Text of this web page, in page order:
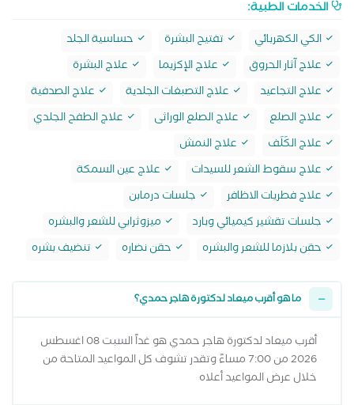
الخدمات الطبية:
الكي الكهربائي تفتيح البشرة
حساسية الجلد
علاج آثار الحروق
علاج الإكزيما
علاج البشرة
علاج التجاعيد
علاج التصبغات الجلدية
علاج الصدفية
علاج الصلع
علاج الصلع الوراثى
علاج الطفح الجلدي
علاج الكَلَف
علاج النمش
علاج سقوط الشعر للسيدات
علاج عين السمكة
علاج فطريات الاظافر
جلسات درمابن
جلسات تقشير كيميائي وبارد
ميزوثرابي للشعر والبشره
حقن بلازما للشعر والبشره
حقن نضاره تنضيف بشره
ما هو أقرب ميعاد لدكتورة هاجر حمدي؟
أقرب ميعاد لدكتورة هاجر حمدي هو غداً السبت 08 اغسطس
2026 من 7:00 مساءً وتقدر تشوف كل المواعيد المتاحة من
خلال عرض المواعيد أعلاه